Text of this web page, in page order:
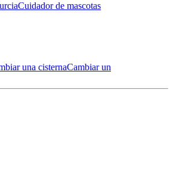
Cuidador de mascotas
una cisternaCambiar un